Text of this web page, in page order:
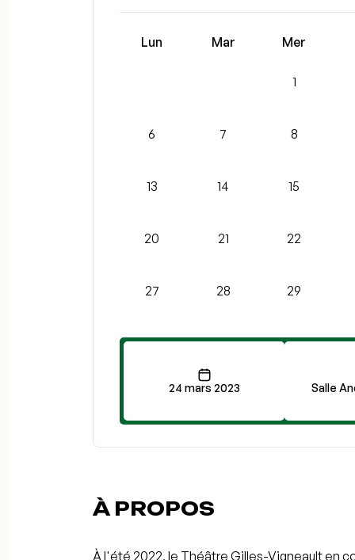
Lun Mar Mer
1
6 7 8
13 14 15
20 21 22
27 28 29
24 mars 2023 Salle
À PROPOS
À l'été 2022, le Théâtre Gilles-Vigneault en